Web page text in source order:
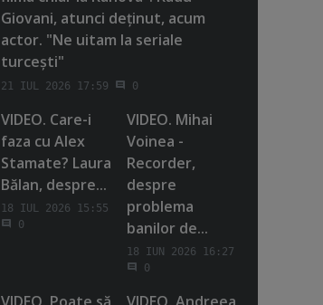
Giovani, atunci deţinut, acum
actor. "Ne uitam la seriale
turceşti"
21 IUL 2026 17:59 0
VIDEO. Care-i
faza cu Alex
Stamate? Laura
Bălan, despre...
18 IUL 2026 15:55
0
VIDEO. Mihai
Voinea -
Recorder,
despre
problema
banilor de...
18 IUN 2026 16:27
0